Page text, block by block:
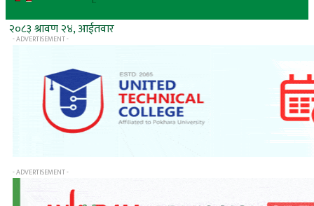
२०८३ श्रावण २४, आईतवार
- ADVERTISEMENT -
- ADVERTISEMENT -